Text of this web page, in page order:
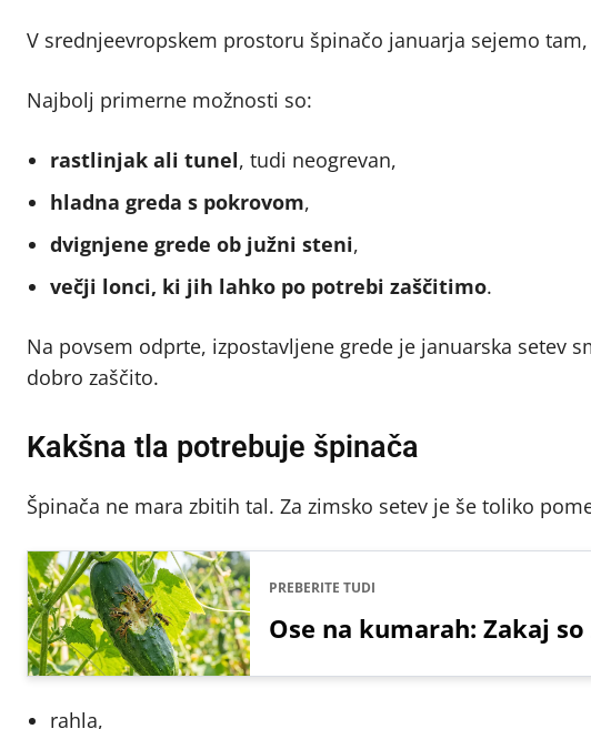
V srednjeevropskem prostoru špinačo januarja sejemo
Najbolj primerne možnosti so:
rastlinjak ali tunel, tudi neogrevan,
hladna greda s pokrovom,
dvignjene grede ob južni steni,
večji lonci, ki jih lahko po potrebi zaščitimo.
Na povsem odprte, izpostavljene grede je januarska setev
dobro zaščito.
Kakšna tla potrebuje špinača
Špinača ne mara zbitih tal. Za zimsko setev je še toliko
PREBERITE TUDI
Ose na kumarah: Zakaj
rahla,